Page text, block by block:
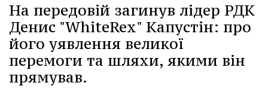
На передовій загинув лідер РДК
Денис "WhiteRex" Капустін: про
його уявлення великої
перемоги та шляхи, якими він
прямував.